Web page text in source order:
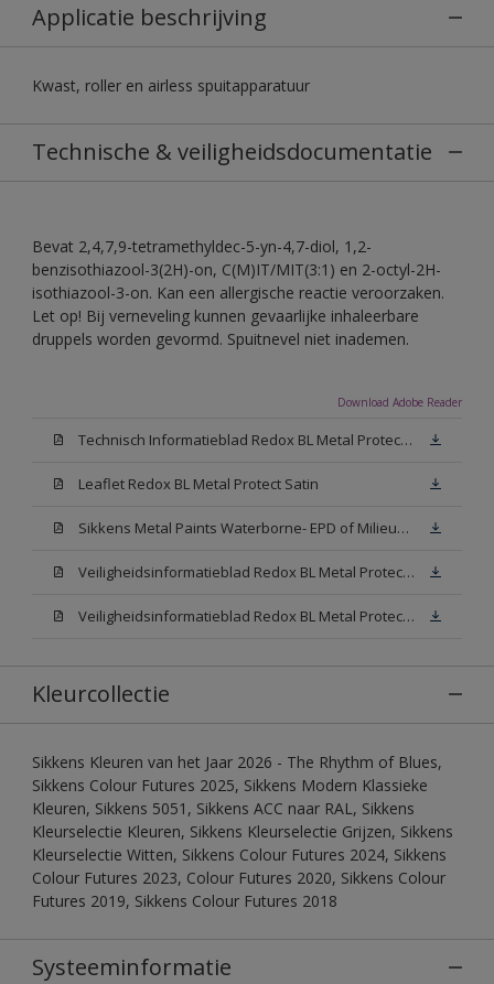
Applicatie beschrijving
Kwast, roller en airless spuitapparatuur
Technische & veiligheidsdocumentatie
Bevat 2,4,7,9-tetramethyldec-5-yn-4,7-diol, 1,2-
benzisothiazool-3(2H)-on, C(M)IT/MIT(3:1) en 2-octyl-2H-
isothiazool-3-on. Kan een allergische reactie veroorzaken.
Let op! Bij verneveling kunnen gevaarlijke inhaleerbare
druppels worden gevormd. Spuitnevel niet inademen.
Download Adobe Reader
Technisch Informatieblad Redox BL Metal Protect (PDF)
Leaflet Redox BL Metal Protect Satin
Sikkens Metal Paints Waterborne- EPD of Milieuproductverklaring
Veiligheidsinformatieblad Redox BL Metal Protect Satin N00 (MSDS)
Veiligheidsinformatieblad Redox BL Metal Protect Satin White W05 (MSDS)
Kleurcollectie
Sikkens Kleuren van het Jaar 2026 - The Rhythm of Blues,
Sikkens Colour Futures 2025, Sikkens Modern Klassieke
Kleuren, Sikkens 5051, Sikkens ACC naar RAL, Sikkens
Kleurselectie Kleuren, Sikkens Kleurselectie Grijzen, Sikkens
Kleurselectie Witten, Sikkens Colour Futures 2024, Sikkens
Colour Futures 2023, Colour Futures 2020, Sikkens Colour
Futures 2019, Sikkens Colour Futures 2018
Systeeminformatie